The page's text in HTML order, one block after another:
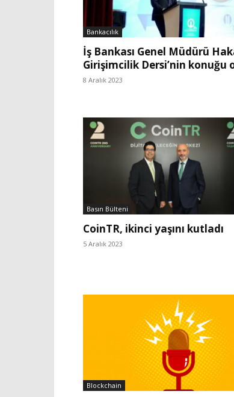
Bankacılık
İş Bankası Genel Müdürü
Girişimcilik Dersi’nin konuğu
8 Aralık 2023
Basın Bülteni
CoinTR, ikinci yaşını kutladı
5 Aralık 2023
Blockchain